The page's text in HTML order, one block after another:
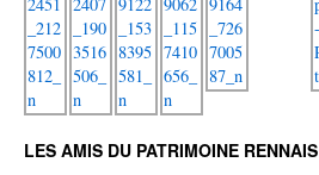
LES AMIS DU PATRIMOINE RENNAIS